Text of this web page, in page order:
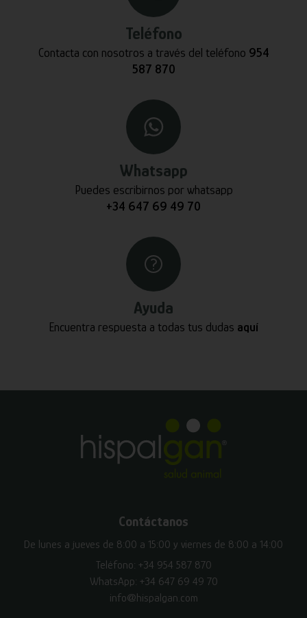
Teléfono
Contacta con nosotros a través del teléfono 954
587 870
Whatsapp
Puedes escribirnos por whatsapp
+34 647 69 49 70
Ayuda
Encuentra respuesta a todas tus dudas aquí
Contáctanos
De lunes a jueves de 8:00 a 15:00 y viernes de 8:00 a 14:00
Teléfono: +34 954 587 870
WhatsApp: +34 647 69 49 70
info@hispalgan.com